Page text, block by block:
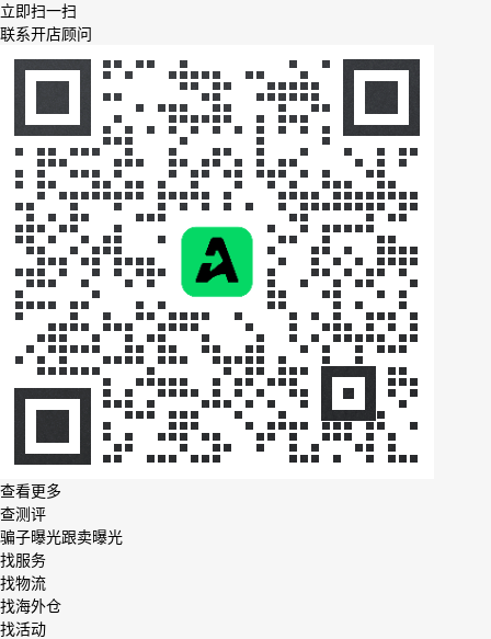
立即扫一扫
联系开店顾问
查看更多
查测评
骗子曝光跟卖曝光
找服务
找物流
找海外仓
找活动